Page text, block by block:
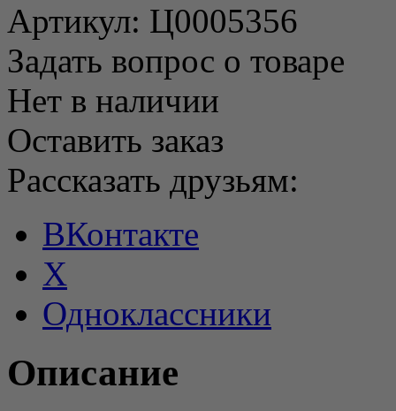
Артикул: Ц0005356
Задать вопрос о товаре
Нет в наличии
Оставить заказ
Рассказать друзьям:
ВКонтакте
X
Одноклассники
Описание